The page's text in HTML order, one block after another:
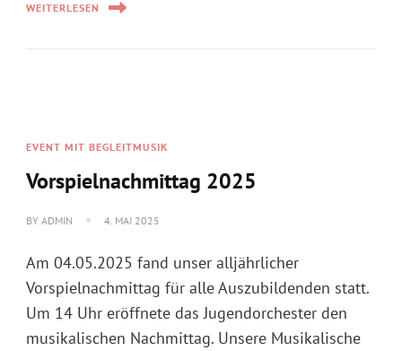
WEITERLESEN
EVENT MIT BEGLEITMUSIK
Vorspielnachmittag 2025
BY ADMIN 4. MAI 2025
Am 04.05.2025 fand unser alljährlicher
Vorspielnachmittag für alle Auszubildenden statt.
Um 14 Uhr eröffnete das Jugendorchester den
musikalischen Nachmittag. Unsere Musikalische